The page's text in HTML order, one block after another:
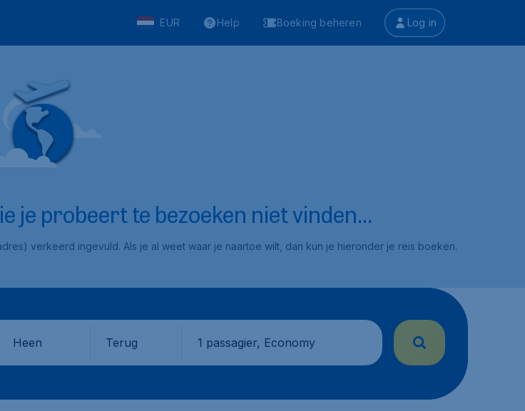
EUR Help Boeking beheren Log in
je probeert te bezoeken niet vinden...
verkeerd ingevuld. Als je al weet waar je naartoe wilt, dan kun je hieronder je reis boeken.
Heen Terug 1 passagier, Economy